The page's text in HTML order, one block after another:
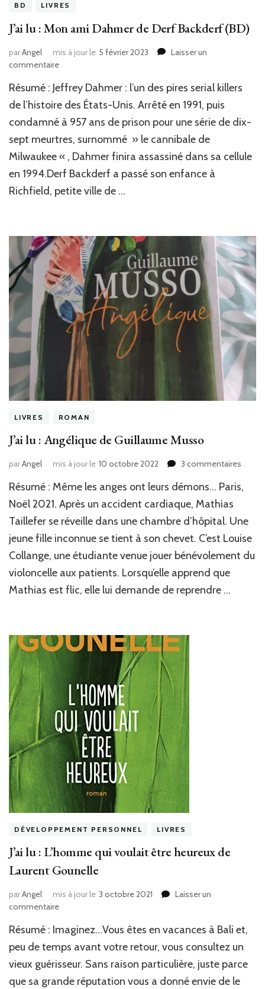
BD LIVRES
J’ai lu : Mon ami Dahmer de Derf Backderf (BD)
parAngel mis à jour le 5 février 2023
Laisser un
commentairesur
lu
:
ami
Dahmer
Derf
Backderf
(BD)
Résumé : Jeffrey Dahmer : l’un des pires serial killers
de l’histoire des États-Unis. Arrêté en 1991, puis
condamné à 957 ans de prison pour une série de dix-
sept meurtres, surnommé » le cannibale de
Milwaukee « , Dahmer finira assassiné dans sa cellule
en 1994.Derf Backderf a passé son enfance à
Richfield, petite ville de …
LIVRES ROMAN
J’ai lu : Angélique de Guillaume Musso
parAngel mis à jour le 10 octobre 2022 3 commentaires
lu
de
Musso
Résumé : Même les anges ont leurs démons… Paris,
Noël 2021. Après un accident cardiaque, Mathias
Taillefer se réveille dans une chambre d’hôpital. Une
jeune fille inconnue se tient à son chevet. C’est Louise
Collange, une étudiante venue jouer bénévolement du
violoncelle aux patients. Lorsqu’elle apprend que
Mathias est flic, elle lui demande de reprendre …
DÉVELOPPEMENT PERSONNEL LIVRES
J’ai lu : L’homme qui voulait être heureux de
Laurent Gounelle
parAngel mis à jour le 3 octobre 2021
Laisser un
commentairesur
lu
:
L’homme
qui
voulait
Résumé : Imaginez…Vous êtes en vacances à Bali et,
peu de temps avant votre retour, vous consultez un
vieux guérisseur. Sans raison particulière, juste parce
que sa grande réputation vous a donné envie de le